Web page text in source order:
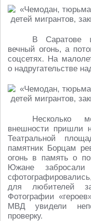
В Саратове
вечный огонь, а
соцсетях. На
о надругательстве
Несколько
внешности пришли
Театральной
памятник Борцам
огонь в память о
Южане
для любителей
Фотографии
МВД увидели
проверку.